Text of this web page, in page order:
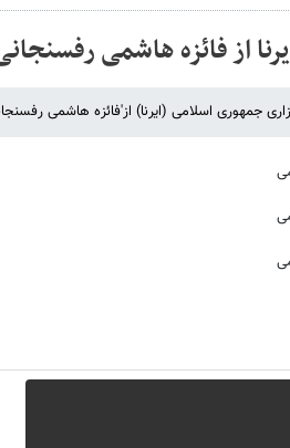
از فائزه هاشمی
جمهوری اسلامی (ایرنا) از'فائزه هاشمی